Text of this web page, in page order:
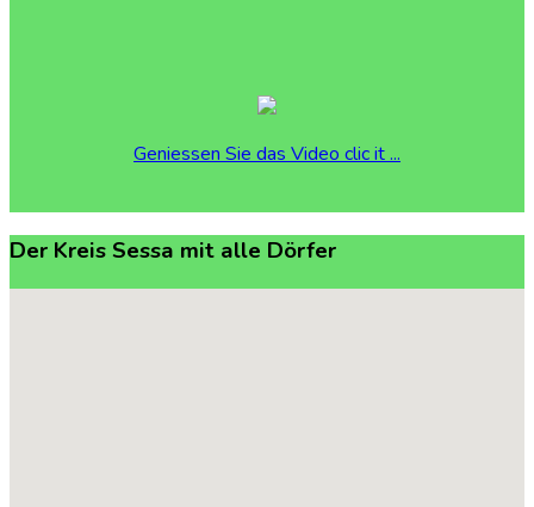
Geniessen Sie das Video clic it ...
Der KreisSessa mit alle Dörfer